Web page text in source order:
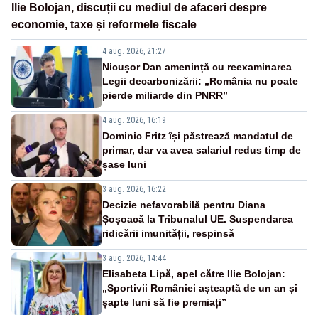
Ilie Bolojan, discuții cu mediul de afaceri despre
economie, taxe și reformele fiscale
4 aug. 2026, 21:27
Nicușor Dan amenință cu reexaminarea
Legii decarbonizării: „România nu poate
pierde miliarde din PNRR”
4 aug. 2026, 16:19
Dominic Fritz își păstrează mandatul de
primar, dar va avea salariul redus timp de
șase luni
3 aug. 2026, 16:22
Decizie nefavorabilă pentru Diana
Șoșoacă la Tribunalul UE. Suspendarea
ridicării imunității, respinsă
3 aug. 2026, 14:44
Elisabeta Lipă, apel către Ilie Bolojan:
„Sportivii României așteaptă de un an și
șapte luni să fie premiați”